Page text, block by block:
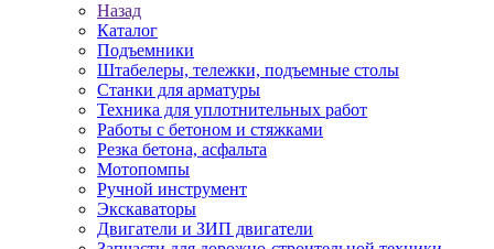
Назад
Каталог
Подъемники
Штабелеры, тележки, подъемные столы
Станки для арматуры
Техника для уплотнительных работ
Работы с бетоном и стяжками
Резка бетона, асфальта
Мотопомпы
Ручной инструмент
Экскаваторы
Двигатели и ЗИП двигатели